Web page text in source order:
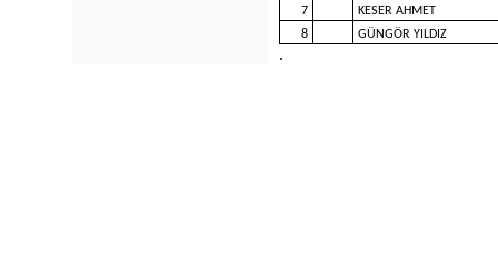
7
KESER AHMET
8
GÜNGÖR YILDIZ
.